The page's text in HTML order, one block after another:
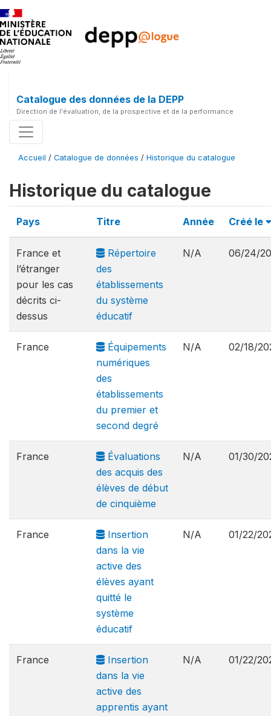
Catalogue des données de la DEPP
Direction de l'évaluation, de la prospective et de la performance
Accueil / Catalogue de données / Historique du catalogue
Historique du catalogue
Pays Titre Année Créé le
France et
l’étranger
pour les cas
décrits ci-
dessus
Répertoire
des
établissements
du système
éducatif
N/A 06/24/
France
Équipements
numériques
des
établissements
du premier et
second degré
N/A 02/18/
France
Évaluations
des acquis des
élèves de début
de cinquième
N/A 01/30/
France
Insertion
dans la vie
active des
élèves ayant
quitté le
système
éducatif
N/A 01/22/
France
Insertion
dans la vie
active des
apprentis ayant
N/A 01/22/